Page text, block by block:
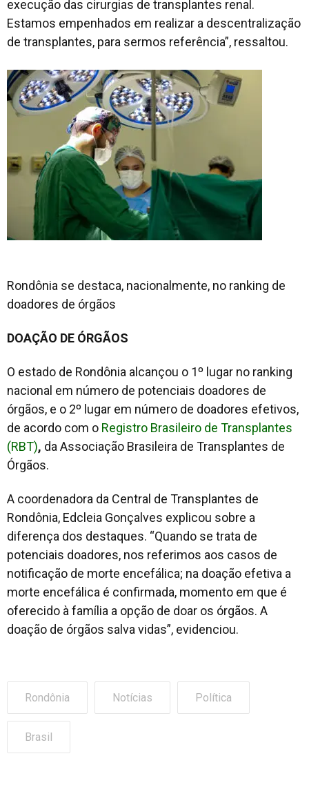
execução das cirurgias de transplantes renal.
Estamos empenhados em realizar a descentralização
de transplantes, para sermos referência”, ressaltou.
Rondônia se destaca, nacionalmente, no ranking de
doadores de órgãos
DOAÇÃO DE ÓRGÃOS
O estado de Rondônia alcançou o 1º lugar no ranking
nacional em número de potenciais doadores de
órgãos, e o 2º lugar em número de doadores efetivos,
de acordo com o Registro Brasileiro de Transplantes
(RBT), da Associação Brasileira de Transplantes de
Órgãos.
A coordenadora da Central de Transplantes de
Rondônia, Edcleia Gonçalves explicou sobre a
diferença dos destaques. “Quando se trata de
potenciais doadores, nos referimos aos casos de
notificação de morte encefálica; na doação efetiva a
morte encefálica é confirmada, momento em que é
oferecido à família a opção de doar os órgãos. A
doação de órgãos salva vidas”, evidenciou.
Rondônia Notícias Política
Brasil